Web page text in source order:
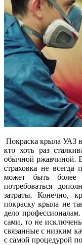
Покраска крыла УАЗ в
кто хоть раз
обычной ржавчиной. В
страховка не всегда
может быть более
потребоваться
затраты. Конечно,
покраску крыла не
дело
сами, то не
связанные с низким
с самой процедурой